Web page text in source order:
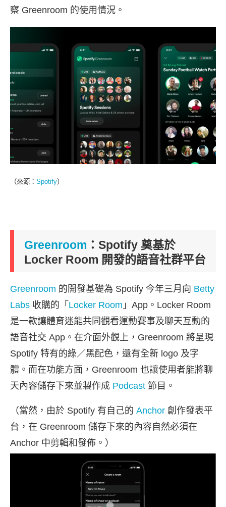
察 Greenroom 的使用情況。
（來源： Spotify）
Greenroom ：Spotify 奠基於
Locker Room 開發的語音社群平台
Greenroom 的開發基礎為 Spotify 今年三月向 Betty
Labs 收購的「 Locker Room 」App。Locker Room
是一款讓體育迷能共同觀看運動賽事及聊天互動的
語音社交 App。在介面外觀上，Greenroom 將呈現
Spotify 特有的綠／黑配色，還有全新 logo 及字
體。而在功能方面，Greenroom 也讓使用者能將聊
天內容儲存下來並製作成 Podcast 節目。
（當然，由於 Spotify 有自己的 Anchor 創作發表平
台，在 Greenroom 儲存下來的內容自然必須在
Anchor 中剪輯和發佈。）